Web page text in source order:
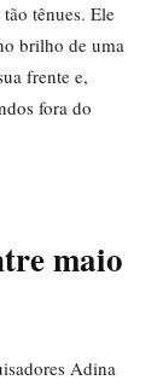
tênues. Ele
brilho de uma
frente e,
fora do
maio
Adina